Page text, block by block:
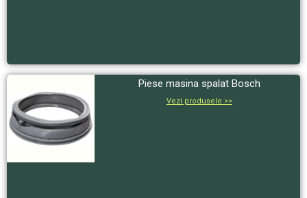
Piese masina spalat Bosch
Vezi produsele >>